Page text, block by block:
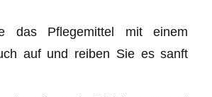
das Pflegemittel mit einem
auf und reiben Sie es sanft